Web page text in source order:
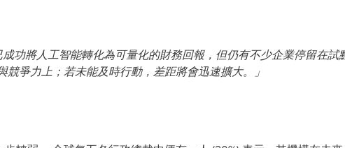
功將人工智能轉化為可量化的財務回報，但仍有不少企業停留在試
爭力上；若未能及時行動，差距將會迅速擴大。」